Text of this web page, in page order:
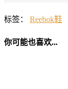
标签： Reebok鞋
你可能也喜欢...